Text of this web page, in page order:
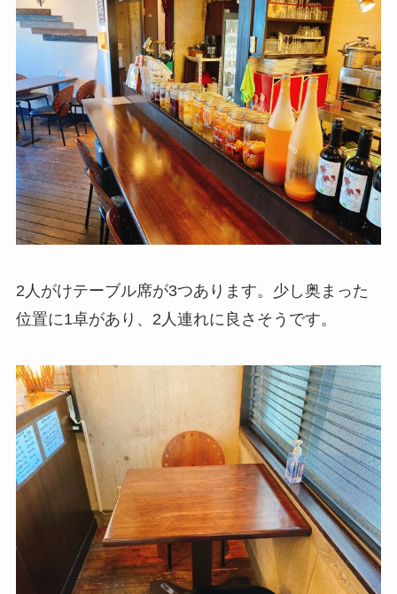
2人がけテーブル席が3つあります。少し奥まった
位置に1卓があり、2人連れに良さそうです。